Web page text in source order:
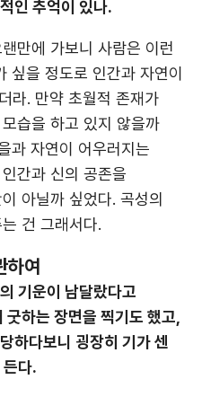
인 추억이 있나.
만에 가보니 사람은 이런
싶을 정도로 인간과 자연이
라. 만약 초월적 존재가
습을 하고 있지 않을까
과 자연이 어우러지는
간과 신의 공존을
아닐까 싶었다. 곡성의
건 그래서다.
하여
기운이 남달랐다고
하는 장면을 찍기도 했고,
하다보니 굉장히 기가 센
다.